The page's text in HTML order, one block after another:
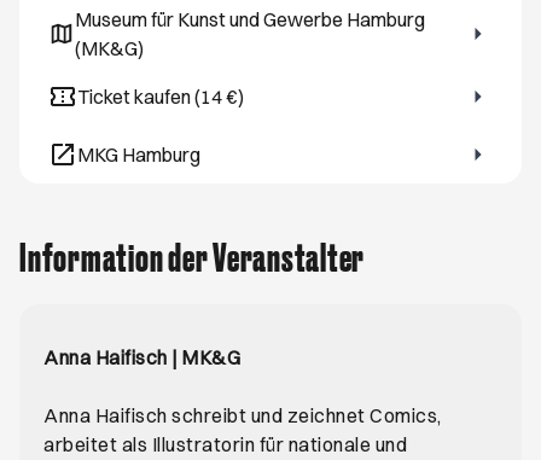
Museum für Kunst und Gewerbe Hamburg
(MK&G)
Öffnet ein neues Browser-Tab
Ticket kaufen (14 €)
Öffnet ein neues Browser-Tab
MKG Hamburg
Öffnet ein neues Browser-Tab
Information der Veranstalter
Anna Haifisch | MK&G
Anna Haifisch schreibt und zeichnet Comics,
arbeitet als Illustratorin für nationale und